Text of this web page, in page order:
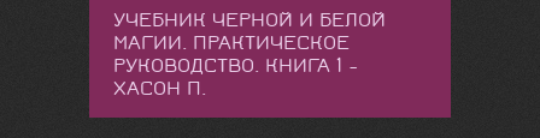
УЧЕБНИК ЧЕРНОЙ И БЕЛОЙ
МАГИИ. ПРАКТИЧЕСКОЕ
РУКОВОДСТВО. КНИГА 1 -
ХАСОН П.